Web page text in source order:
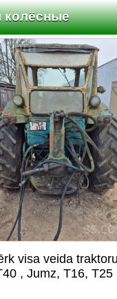
колёсные
visa veida
, Jumz, T16,